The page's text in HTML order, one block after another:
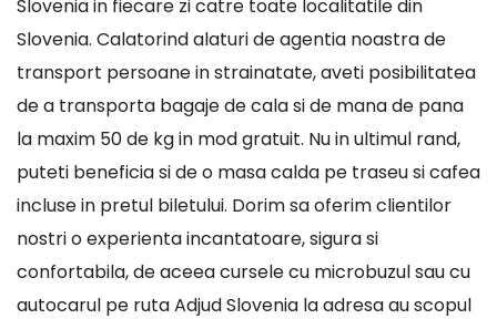
Slovenia in fiecare zi catre toate localitatile din
Slovenia. Calatorind alaturi de agentia noastra de
transport persoane in strainatate, aveti posibilitatea
de a transporta bagaje de cala si de mana de pana
la maxim 50 de kg in mod gratuit. Nu in ultimul rand,
puteti beneficia si de o masa calda pe traseu si cafea
incluse in pretul biletului. Dorim sa oferim clientilor
nostri o experienta incantatoare, sigura si
confortabila, de aceea cursele cu microbuzul sau cu
autocarul pe ruta Adjud Slovenia la adresa au scopul